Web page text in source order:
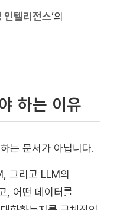
텔리전스’의
하는 이유
는 문서가 아닙니다.
그리고 LLM의
, 어떤 데이터를